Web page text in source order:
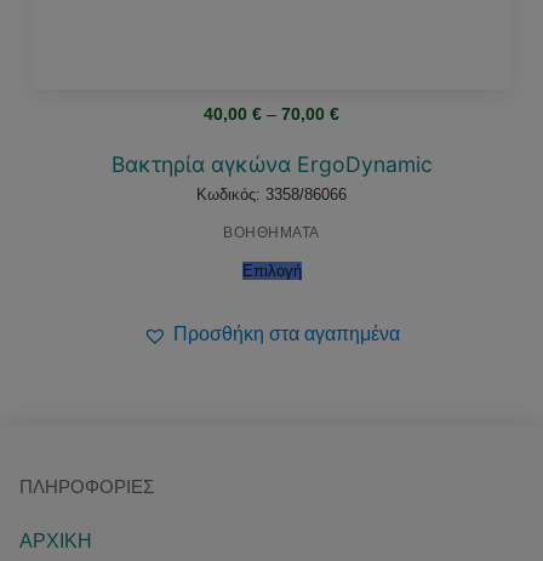
40,00 € – 70,00 €Price
through
70,00 €
Βακτηρία αγκώνα ErgoDynamic
Κωδικός: 3358/86066
ΒΟΗΘΗΜΑΤΑ
Επιλογή
Προσθήκη στα αγαπημένα
ΠΛΗΡΟΦΟΡΊΕΣ
ΑΡΧΙΚΗ